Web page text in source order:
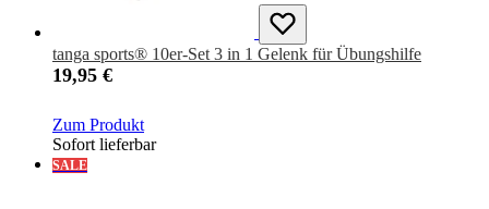
tanga sports® 10er-Set 3 in 1 Gelenk für Übungshilfe
19,95 €
Zum Produkt
Sofort lieferbar
SALE